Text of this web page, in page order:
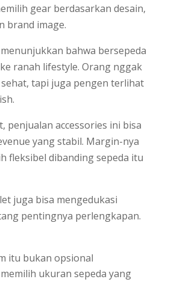
gear berdasarkan desain,
brand image.
bahwa bersepeda
ranah lifestyle. Orang nggak
tapi juga pengen terlihat
penjualan accessories ini bisa
yang stabil. Margin-nya
fleksibel dibanding sepeda itu
juga bisa mengedukasi
pentingnya perlengkapan.
itu bukan opsional
ukuran sepeda yang